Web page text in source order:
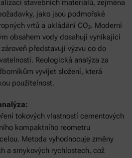
stavebních materiálů, zejména
jako jsou podmořské
vrtů a ukládání CO₂. Moderní
obsahem vody dosahují vynikající
představují výzvu co do
Reologická analýza za
vyvíjet složení, která
použitelnost.
tokových vlastností cementových
kompaktního reometru
Metoda vyhodnocuje změny
a smykových rychlostech, což